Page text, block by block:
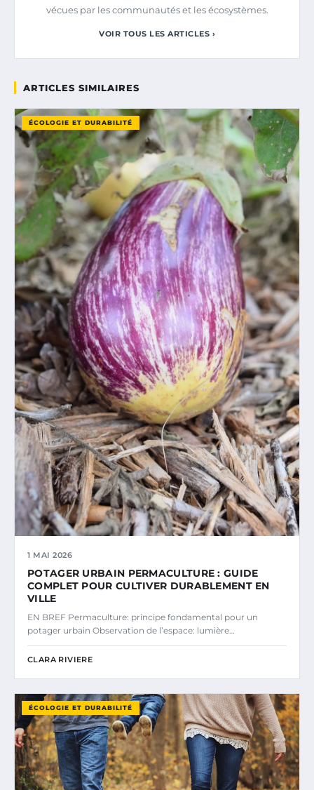
vécues par les communautés et les écosystèmes.
VOIR TOUS LES ARTICLES ›
ARTICLES SIMILAIRES
ÉCOLOGIE ET DURABILITÉ
1 MAI 2026
POTAGER URBAIN PERMACULTURE : GUIDE
COMPLET POUR CULTIVER DURABLEMENT EN
VILLE
EN BREF Permaculture: principe fondamental pour un
potager urbain Observation de l’espace: lumière…
CLARA RIVIERE
ÉCOLOGIE ET DURABILITÉ